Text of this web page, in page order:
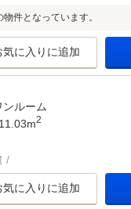
件となっています。
気に入りに追加
ンルーム
11.03m2
気に入りに追加